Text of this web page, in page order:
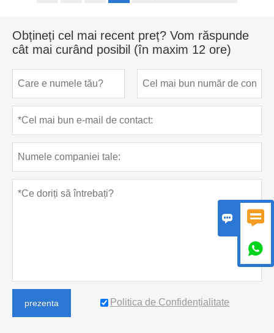
Obțineți cel mai recent preț? Vom răspunde
cât mai curând posibil (în maxim 12 ore)
prezenta Politica de Confidențialitate
 
